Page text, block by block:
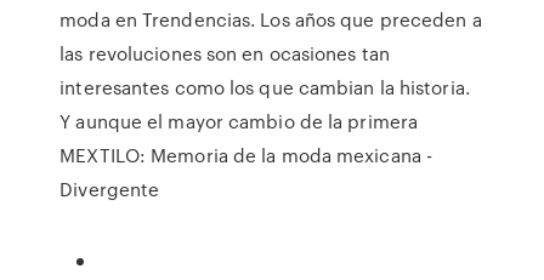
moda en Trendencias. Los años que preceden a
las revoluciones son en ocasiones tan
interesantes como los que cambian la historia.
Y aunque el mayor cambio de la primera
MEXTILO: Memoria de la moda mexicana -
Divergente